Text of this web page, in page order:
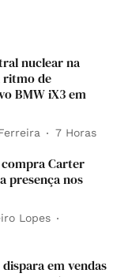
nuclear na
ritmo de
BMW iX3 em
7 Horas
Carter
presença nos
Lopes
em vendas